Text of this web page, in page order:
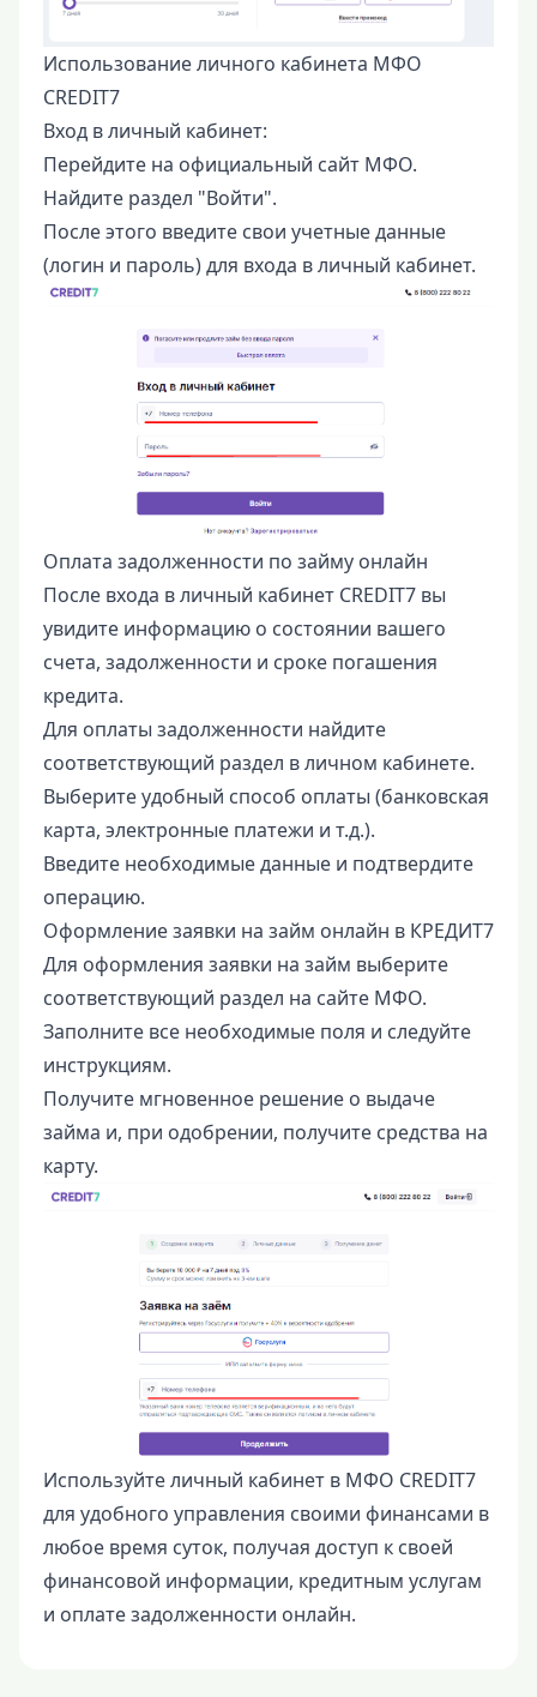
Использование личного кабинета МФО
CREDIT7
Вход в личный кабинет:
Перейдите на официальный сайт МФО.
Найдите раздел "Войти".
После этого введите свои учетные данные
(логин и пароль) для входа в личный кабинет.
Оплата задолженности по займу онлайн
После входа в личный кабинет CREDIT7 вы
увидите информацию о состоянии вашего
счета, задолженности и сроке погашения
кредита.
Для оплаты задолженности найдите
соответствующий раздел в личном кабинете.
Выберите удобный способ оплаты (банковская
карта, электронные платежи и т.д.).
Введите необходимые данные и подтвердите
операцию.
Оформление заявки на займ онлайн в КРЕДИТ7
Для оформления заявки на займ выберите
соответствующий раздел на сайте МФО.
Заполните все необходимые поля и следуйте
инструкциям.
Получите мгновенное решение о выдаче
займа и, при одобрении, получите средства на
карту.
Используйте личный кабинет в МФО CREDIT7
для удобного управления своими финансами в
любое время суток, получая доступ к своей
финансовой информации, кредитным услугам
и оплате задолженности онлайн.